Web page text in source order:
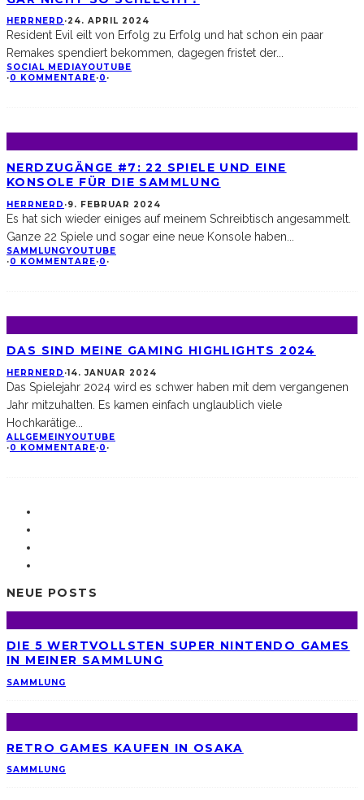
HERRNERD ·24. APRIL 2024
Resident Evil eilt von Erfolg zu Erfolg und hat schon ein paar
Remakes spendiert bekommen, dagegen fristet der...
SOCIAL MEDIAYOUTUBE
·0 KOMMENTARE·0 ·
NERDZUGÄNGE #7: 22 SPIELE UND EINE
KONSOLE FÜR DIE SAMMLUNG
HERRNERD ·9. FEBRUAR 2024
Es hat sich wieder einiges auf meinem Schreibtisch angesammelt.
Ganze 22 Spiele und sogar eine neue Konsole haben
SAMMLUNGYOUTUBE
·0 KOMMENTARE·0 ·
DAS SIND MEINE GAMING HIGHLIGHTS 2024
HERRNERD ·14. JANUAR 2024
Das Spielejahr 2024 wird es schwer haben mit dem vergangenen
Jahr mitzuhalten. Es kamen einfach unglaublich viele
Hochkarätige
ALLGEMEINYOUTUBE
·0 KOMMENTARE·0 ·
NEUE POSTS
DIE 5 WERTVOLLSTEN SUPER NINTENDO GAMES
IN MEINER SAMMLUNG
SAMMLUNG
RETRO GAMES KAUFEN IN OSAKA
SAMMLUNG